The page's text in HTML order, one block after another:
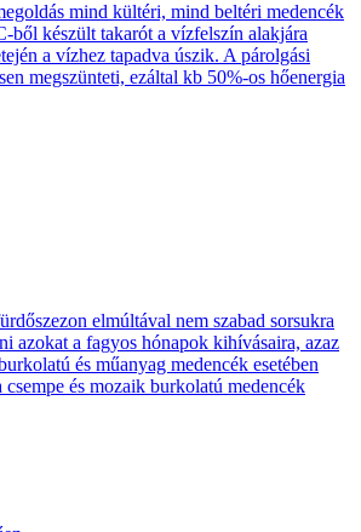
mind kültéri, mind beltéri medencék
ből készült takarót a vízfelszín alakjára
a vízhez tapadva úszik. A párolgási
megszünteti, ezáltal kb 50%-os hőenergia
elmúltával nem szabad sorsukra
azokat a fagyos hónapok kihívásaira, azaz
és műanyag medencék esetében
csempe és mozaik burkolatú medencék